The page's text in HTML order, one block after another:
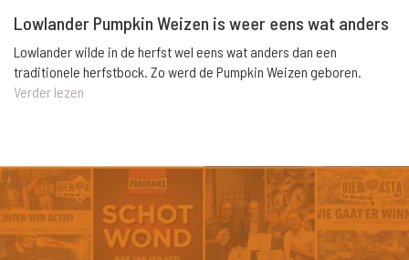
Lowlander Pumpkin Weizen is weer eens wat anders
Lowlander wilde in de herfst wel eens wat anders dan een
traditionele herfstbock. Zo werd de Pumpkin Weizen geboren.
Verder lezen